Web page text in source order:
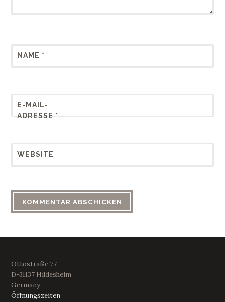
NAME *
E-MAIL-
ADRESSE *
WEBSITE
Ottostraße 77
D-31137 Hildesheim
Germany
Öffnungszeiten